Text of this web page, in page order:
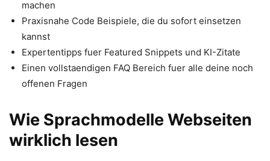
machen
Praxisnahe Code Beispiele, die du sofort einsetzen
kannst
Expertentipps fuer Featured Snippets und KI-Zitate
Einen vollstaendigen FAQ Bereich fuer alle deine noch
offenen Fragen
Wie Sprachmodelle Webseiten
wirklich lesen